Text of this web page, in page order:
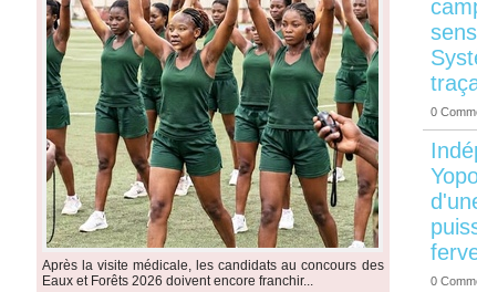
Après la visite médicale, les candidats au concours des
Eaux et Forêts 2026 doivent encore franchir...
0
0